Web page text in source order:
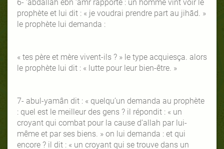
6- ‘abdallah ebn ‘amr rapporte : un homme vint voir le
prophète et lui dit : « je voudrai prendre part au jihād. »
le prophète lui demanda :
« tes père et mère vivent-ils ? » le type acquiesça. alors
le prophète lui dit : « lutte pour leur bien-être. »
7- abul-yamân dit : « quelqu’un demanda au prophète
: quel est le meilleur des gens ? il répondit : « un
croyant qui combat pour la cause d’allah par lui-
même et par ses biens. » on lui demanda : et qui
encore ? il dit : « un croyant qui se trouve dans un